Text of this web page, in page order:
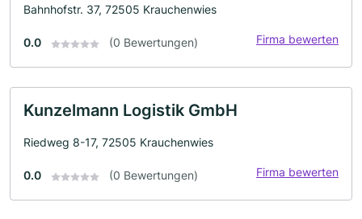
Bahnhofstr. 37, 72505 Krauchenwies
0.0 (0 Bewertungen) Firma bewerten
Kunzelmann Logistik GmbH
Riedweg 8-17, 72505 Krauchenwies
0.0 (0 Bewertungen) Firma bewerten